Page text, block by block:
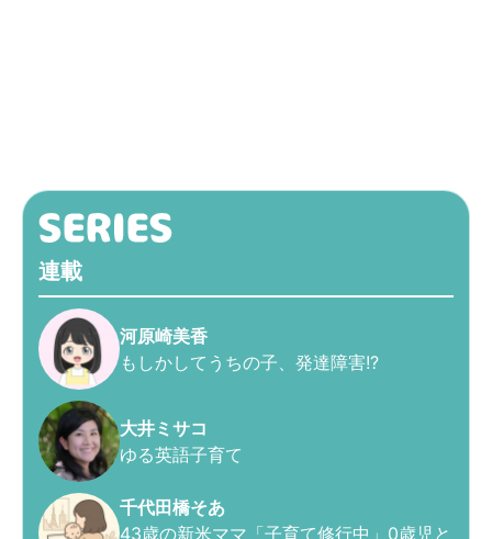
連載
河原崎美香
もしかしてうちの子、発達障害!?
大井ミサコ
ゆる英語子育て
千代田橋そあ
43歳の新米ママ「子育て修行中」0歳児と